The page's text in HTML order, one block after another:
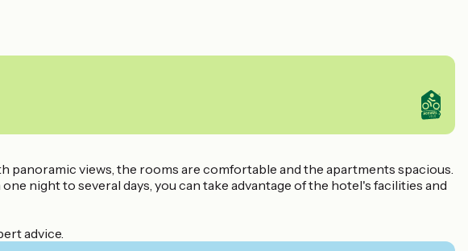
panoramic views, the rooms are comfortable and the apartments spacious.
night to several days, you can take advantage of the hotel's facilities and
advice.